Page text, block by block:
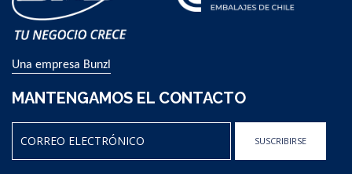
Una empresa Bunzl
MANTENGAMOS EL CONTACTO
SUSCRIBIRSE